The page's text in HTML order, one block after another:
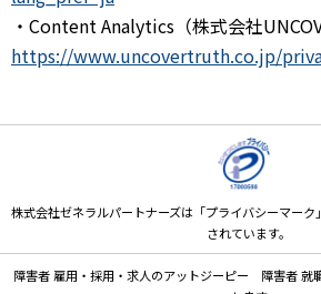
・Content Analytics（株式会社
https://www.uncovertruth.co.jp/
株式会社ゼネラルパートナーズは「プライバシーマー
されています。
障害者 雇用・採用・求人のアットジーピー 障害者 就